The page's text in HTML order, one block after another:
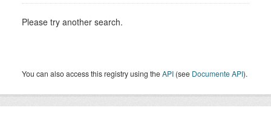
Please try another search.
You can also access this registry using theAPI (see Documente API).